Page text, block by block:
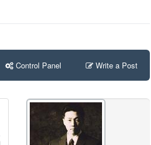
Control Panel Write a Post